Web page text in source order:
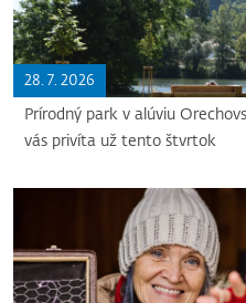
28. 7. 2026
Prírodný park v alúviu
vás privíta už tento štvrtok